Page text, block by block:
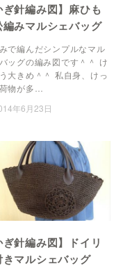
ぎ針編み図】麻ひも
編みマルシェバッグ
で編んだシンプルなマル
ッグの編み図です＾＾ け
大きめ＾＾ 私自身、けっ
物が多…
年6月23日
ぎ針編み図】ドイリ
きマルシェバッグ